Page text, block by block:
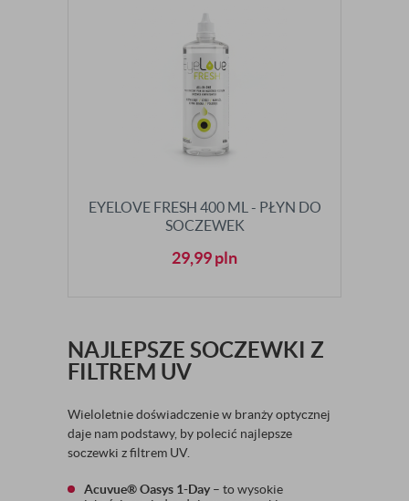
EYELOVE FRESH 400 ML - PŁYN DO
SOCZEWEK
29,99pln
NAJLEPSZE SOCZEWKI Z
FILTREM UV
Wieloletnie doświadczenie w branży optycznej
daje nam podstawy, by polecić najlepsze
soczewki z filtrem UV.
Acuvue® Oasys 1-Day – to wysokie